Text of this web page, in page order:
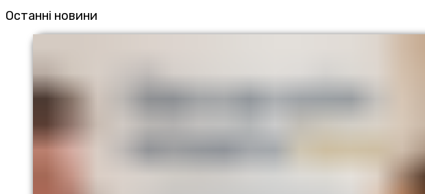
Останні новини